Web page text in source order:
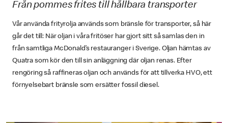
Från pommes frites till hållbara transporter
Vår använda frityrolja används som bränsle för transporter, så här
går det till: När oljan i våra fritöser har gjort sitt så samlas den in
från samtliga McDonald’s restauranger i Sverige. Oljan hämtas av
Quatra som kör den till sin anläggning där oljan renas. Efter
rengöring så raffineras oljan och används för att tillverka HVO, ett
förnyelsebart bränsle som ersätter fossil diesel.